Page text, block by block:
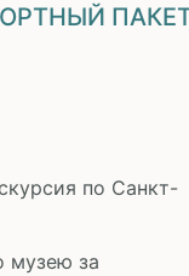
по Санкт-
музею за